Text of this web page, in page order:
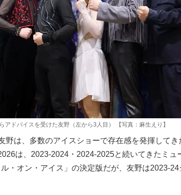
アドバイスを受けた友野（左から3人目） 【写真：麻生えり】
野は、多数のアイスショーで存在感を発揮してき
は、2023-2024・2024-2025と続いてきたミュ
・オン・アイス」の決定版だが、友野は2023-24